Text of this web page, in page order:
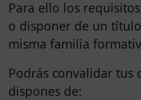
Para ello los
o disponer de un
misma familia
Podrás convalidar tus
dispones de: